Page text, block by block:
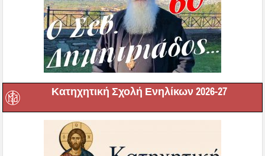
Κατηχητική Σχολή Ενηλίκων 2026-27